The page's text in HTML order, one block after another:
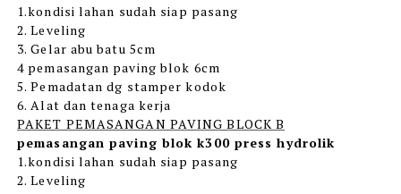
1.kondisi lahan sudah siap pasang
2. Leveling
3. Gelar abu batu 5cm
4 pemasangan paving blok 6cm
5. Pemadatan dg stamper kodok
6. Alat dan tenaga kerja
PAKET PEMASANGAN PAVING BLOCK B
pemasangan paving blok k300 press hydrolik
1.kondisi lahan sudah siap pasang
2. Leveling